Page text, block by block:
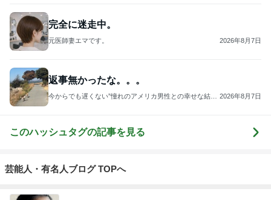
完全に迷走中。
元医師妻エマです。 2026年8月7日
返事無かったな。。。
今からでも遅くない”憧れのアメリカ男性との幸せな結
2026年8月7日
このハッシュタグの記事を見る
芸能人・有名人ブログ TOPへ